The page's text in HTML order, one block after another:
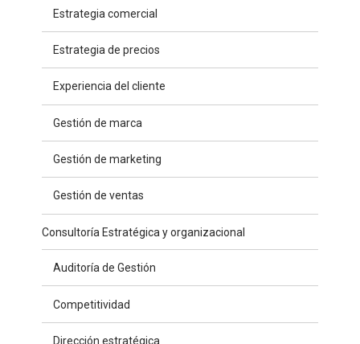
Estrategia comercial
Estrategia de precios
Experiencia del cliente
Gestión de marca
Gestión de marketing
Gestión de ventas
Consultoría Estratégica y organizacional
Auditoría de Gestión
Competitividad
Dirección estratégica